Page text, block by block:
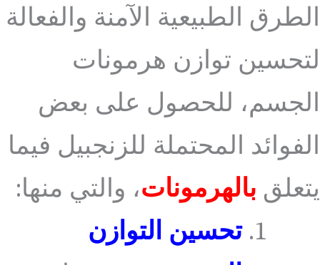
الطرق الطبيعية الآمنة والفعالة
لتحسين توازن هرمونات
الجسم، للحصول على بعض
الفوائد المحتملة للزنجبيل فيما
يتعلق بالهرمونات، والتي منها:
تحسين التوازن